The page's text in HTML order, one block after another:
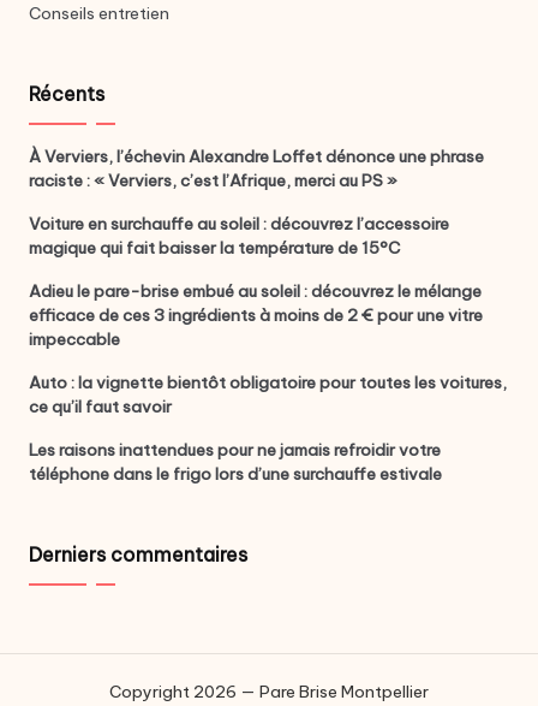
Conseils entretien
Récents
À Verviers, l’échevin Alexandre Loffet dénonce une phrase
raciste : « Verviers, c’est l’Afrique, merci au PS »
Voiture en surchauffe au soleil : découvrez l’accessoire
magique qui fait baisser la température de 15°C
Adieu le pare-brise embué au soleil : découvrez le mélange
efficace de ces 3 ingrédients à moins de 2 € pour une vitre
impeccable
Auto : la vignette bientôt obligatoire pour toutes les voitures,
ce qu’il faut savoir
Les raisons inattendues pour ne jamais refroidir votre
téléphone dans le frigo lors d’une surchauffe estivale
Derniers commentaires
Copyright 2026 — Pare Brise Montpellier